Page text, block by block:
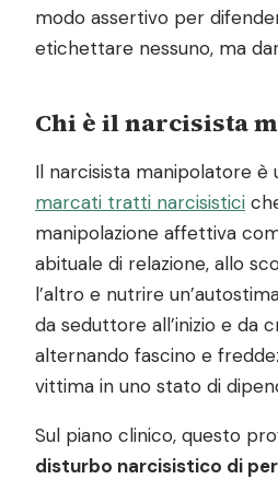
modo assertivo per
etichettare nessuno, ma
Chi è il narcisista
Il narcisista manipolatore è
marcati tratti narcisistici
manipolazione affettiva
abituale di relazione, allo
l’altro e nutrire
da seduttore all’inizio e da
alternando fascino e
vittima in uno stato di
Sul piano clinico, questo
disturbo narcisistico di